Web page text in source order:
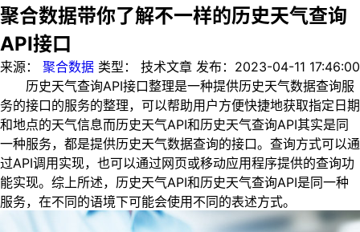
聚合数据带你了解不一样的历史天气查询
API接口
来源： 聚合数据 类型： 技术文章 发布： 2023-04-11 17:46:00
历史天气查询API接口整理是一种提供历史天气数据查询服
务的接口的服务的整理，可以帮助用户方便快捷地获取指定日期
和地点的天气信息而历史天气API和历史天气查询API其实是同
一种服务，都是提供历史天气数据查询的接口。查询方式可以通
过API调用实现，也可以通过网页或移动应用程序提供的查询功
能实现。综上所述，历史天气API和历史天气查询API是同一种
服务，在不同的语境下可能会使用不同的表述方式。